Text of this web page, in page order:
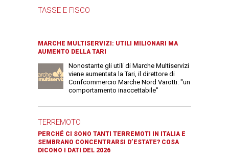
TASSE E FISCO
MARCHE MULTISERVIZI: UTILI MILIONARI MA
AUMENTO DELLA TARI
Nonostante gli utili di Marche Multiservizi
viene aumentata la Tari, il direttore di
Confcommercio Marche Nord Varotti: "un
comportamento inaccettabile"
TERREMOTO
PERCHÉ CI SONO TANTI TERREMOTI IN ITALIA E
SEMBRANO CONCENTRARSI D’ESTATE? COSA
DICONO I DATI DEL 2026